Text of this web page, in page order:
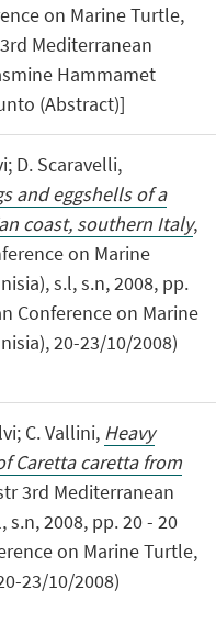
on Marine Turtle,
Mediterranean
Hammamet
(Abstract)]
D. Scaravelli,
and eggshells of a
coast, southern Italy,
on Marine
s.l, s.n, 2008, pp.
Conference on Marine
20-23/10/2008)
C. Vallini, Heavy
Caretta caretta from
3rd Mediterranean
2008, pp. 20 - 20
on Marine Turtle,
23/10/2008)